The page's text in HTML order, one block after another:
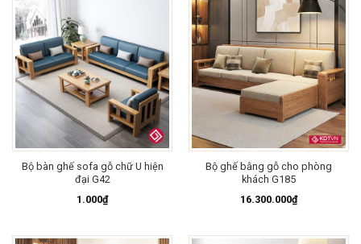
Bộ bàn ghế sofa gỗ chữ U hiện
đại G42
1.000₫
Bộ ghế bằng gỗ cho phòng
khách G185
16.300.000₫